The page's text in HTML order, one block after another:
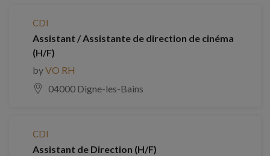
CDI
Assistant / Assistante de direction de cinéma
(H/F)
byVO RH
04000 Digne-les-Bains
CDI
Assistant de Direction (H/F)